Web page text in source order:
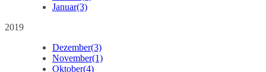
Januar(3)
2019
Dezember(3)
November(1)
Oktober(4)